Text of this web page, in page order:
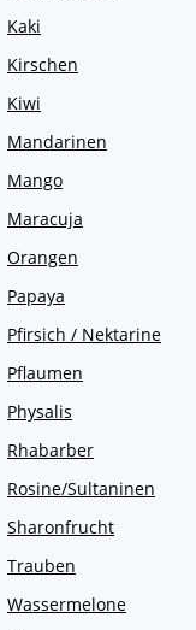
Kaki
Kirschen
Kiwi
Mandarinen
Mango
Maracuja
Orangen
Papaya
Pfirsich / Nektarine
Pflaumen
Physalis
Rhabarber
Rosine/Sultaninen
Sharonfrucht
Trauben
Wassermelone